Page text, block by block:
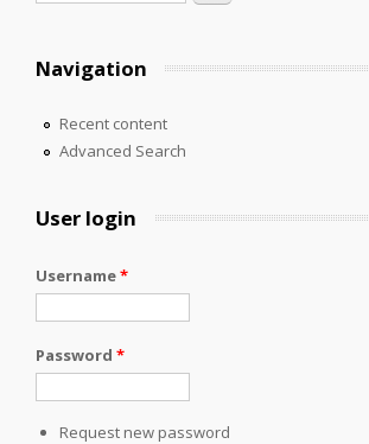
Navigation
Recent content
Advanced Search
User login
Username*
Password *
Request new password